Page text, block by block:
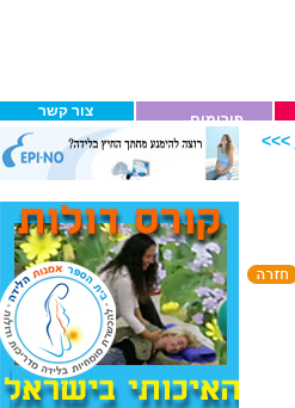
צור קשר פורומים
>>>